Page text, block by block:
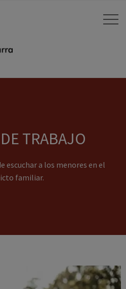
TRABAJO
escuchar a los menores en el
familiar.